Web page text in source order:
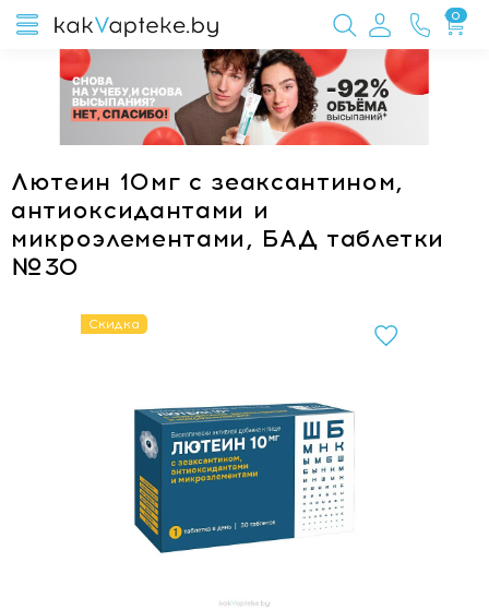
0
Лютеин 10мг с зеаксантином,
антиоксидантами и
микроэлементами, БАД таблетки
№30
Скидка